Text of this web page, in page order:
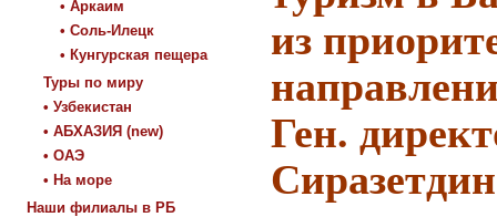
• Аркаим
• Соль-Илецк
• Кунгурская пещера
Туры по миру
• Узбекистан
• АБХАЗИЯ (new)
• ОАЭ
• На море
Наши филиалы в РБ
из
Ген.